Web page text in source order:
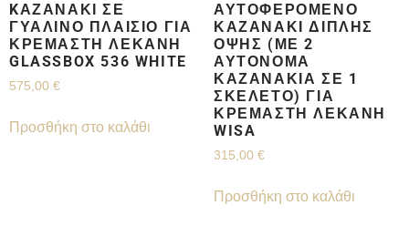
KΑΖΑΝΆΚΙ ΣΕ
ΓΥΆΛΙΝΟ ΠΛΑΊΣΙΟ ΓΙΑ
ΚΡΕΜΑΣΤΉ ΛΕΚΆΝΗ
GLASSBOX 536 WHITE
575,00 €
Προσθήκη στο καλάθι
ΑΥΤΟΦΕΡΌΜΕΝΟ
ΚΑΖΑΝΆΚΙ ΔΙΠΛΉΣ
ΌΨΗΣ (ΜΕ 2
ΑΥΤΌΝΟΜΑ
ΚΑΖΑΝΆΚΙΑ ΣΕ 1
ΣΚΕΛΕΤΌ) ΓΙΑ
ΚΡΕΜΑΣΤΉ ΛΕΚΆΝΗ
WISA
315,00 €
Προσθήκη στο καλάθι